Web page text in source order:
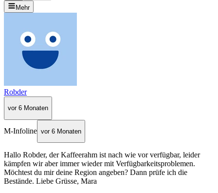
Mehr
Robder
vor 6 Monaten
M-Infoline vor 6 Monaten
Hallo Robder, der Kaffeerahm ist nach wie vor verfügbar, leider
kämpfen wir aber immer wieder mit Verfügbarkeitsproblemen.
Möchtest du mir deine Region angeben? Dann prüfe ich die
Bestände. Liebe Grüsse, Mara